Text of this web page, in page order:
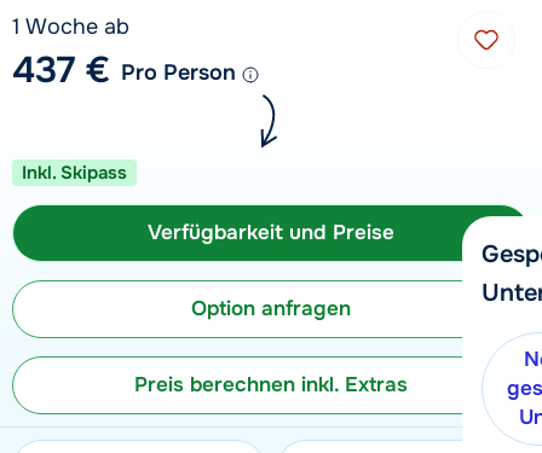
1 Woche ab
437 € Pro Person
Inkl. Skipass
Verfügbarkeit und Preise
Option anfragen
Preis berechnen inkl. Extras